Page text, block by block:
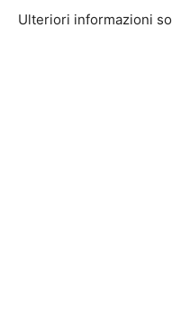
Ulteriori informazioni